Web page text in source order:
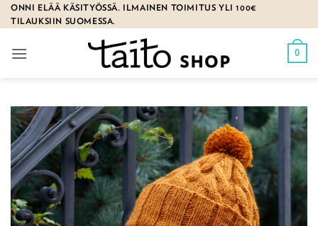
Skip
to
ONNI ELÄÄ KÄSITYÖSSÄ. ILMAINEN TOIMITUS YLI 100€
TILAUKSIIN SUOMESSA.
0